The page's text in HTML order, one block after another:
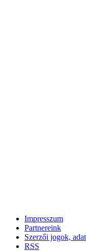
Impresszum
Partnereink
Szerzői jogok,
RSS